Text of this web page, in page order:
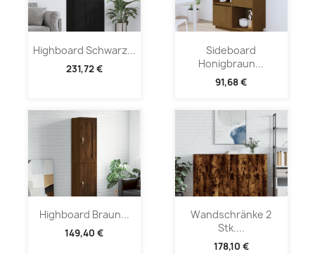
Highboard Schwarz...
231,72 €
Sideboard
Honigbraun...
91,68 €
Highboard Braun...
149,40 €
Wandschränke 2
Stk....
178,10 €